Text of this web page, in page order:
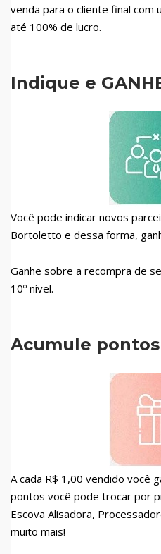
venda para o cliente final com
até 100% de lucro.
Indique e
Você pode indicar novos
Bortoletto e dessa forma,
Ganhe sobre a recompra de
10º nível.
Acumule pontos
A cada R$ 1,00 vendido você
pontos você pode trocar por
Escova Alisadora,
muito mais!